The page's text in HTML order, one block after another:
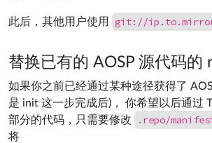
此后，其他用户使用 git://
替换已有的 AOSP 源代码的
如果你之前已经通过某种途径获得了
是 init 这一步完成后)， 你希望以后通过
部分的代码，只需要修改
.repo/
将